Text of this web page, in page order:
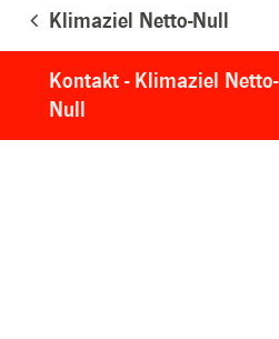
Klimaziel Netto-Null
Kontakt - Klimaziel Netto-
Null